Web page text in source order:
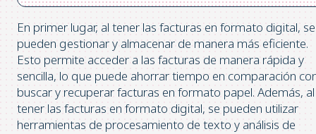
En primer lugar, al tener las facturas en formato digital, se
pueden gestionar y almacenar de manera más eficiente.
Esto permite acceder a las facturas de manera rápida y
sencilla, lo que puede ahorrar tiempo en comparación
buscar y recuperar facturas en formato papel. Además, al
tener las facturas en formato digital, se pueden utilizar
herramientas de procesamiento de texto y análisis de